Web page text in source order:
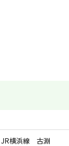
JR横浜線 古淵